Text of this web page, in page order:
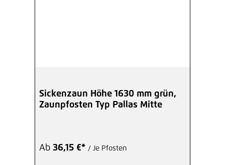
Sickenzaun Höhe 1630 mm grün,
Zaunpfosten Typ Pallas Mitte
Ab 36,15 €* / Je Pfosten